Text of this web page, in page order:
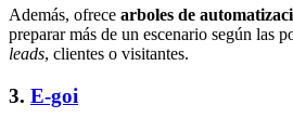
Además, ofrece arboles de
preparar más de un escenario según las
leads, clientes o visitantes.
3. E-goi